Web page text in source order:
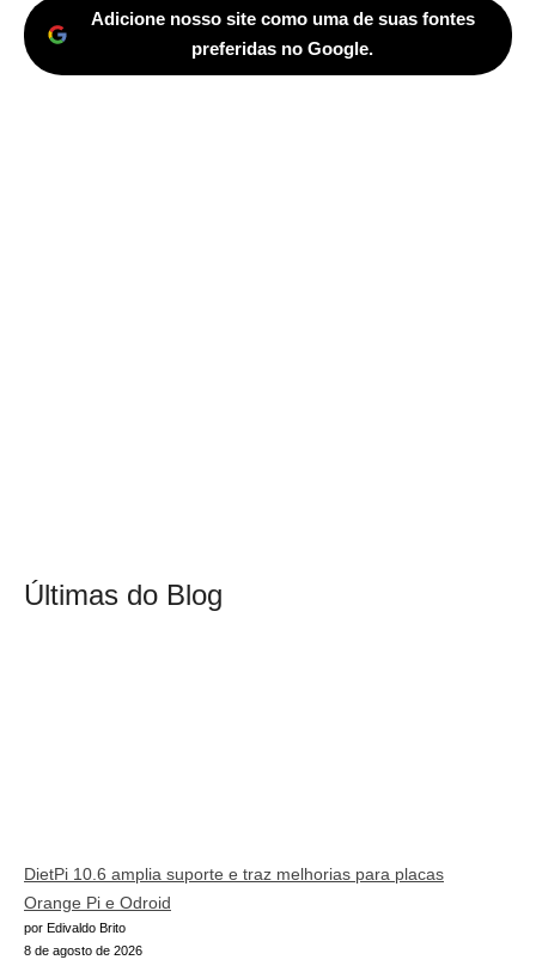
Adicione nosso site como uma de suas fontes
preferidas no Google.
Últimas do Blog
DietPi 10.6 amplia suporte e traz melhorias para placas
Orange Pi e Odroid
por Edivaldo Brito
8 de agosto de 2026